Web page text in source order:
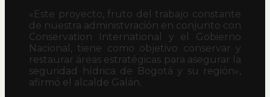
«Este proyecto, fruto del trabajo constante
de nuestra administvración en conjunto con
Conservation International y el Gobierno
Nacional, tiene como objetivo conservar y
restaurar áreas estratégicas para asegurar la
seguridad hídrica de Bogotá y su región»,
afirmó el alcalde Galán.